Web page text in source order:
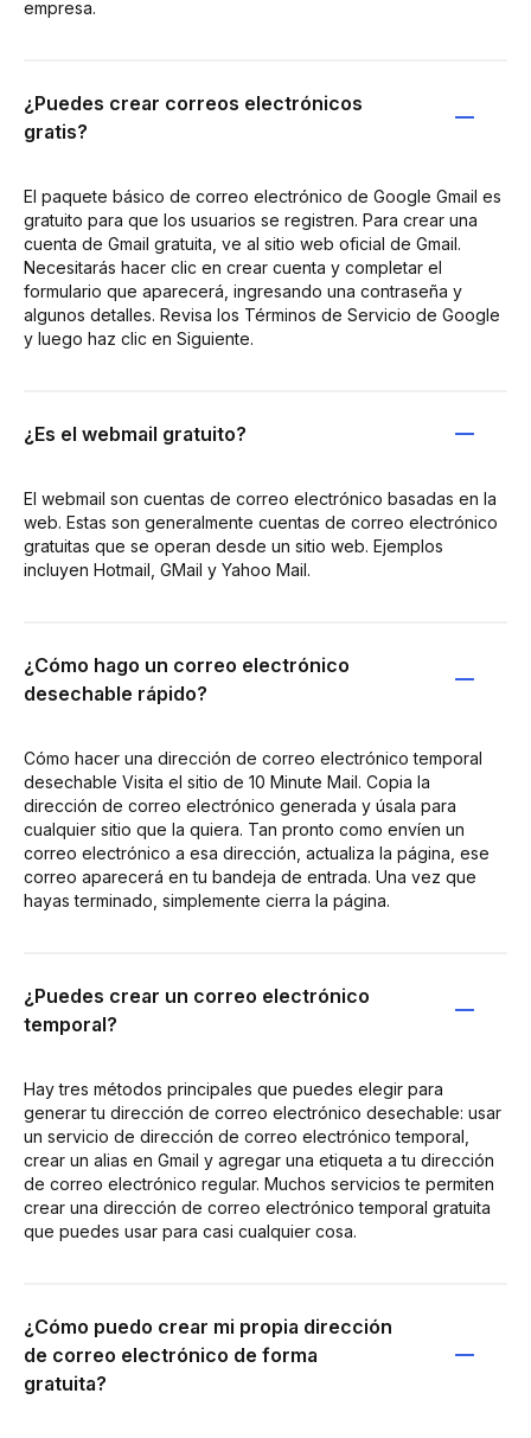
empresa.
¿Puedes crear correos electrónicos
gratis?
El paquete básico de correo electrónico de Google Gmail es
gratuito para que los usuarios se registren. Para crear una
cuenta de Gmail gratuita, ve al sitio web oficial de Gmail.
Necesitarás hacer clic en crear cuenta y completar el
formulario que aparecerá, ingresando una contraseña y
algunos detalles. Revisa los Términos de Servicio de Google
y luego haz clic en Siguiente.
¿Es el webmail gratuito?
El webmail son cuentas de correo electrónico basadas en la
web. Estas son generalmente cuentas de correo electrónico
gratuitas que se operan desde un sitio web. Ejemplos
incluyen Hotmail, GMail y Yahoo Mail.
¿Cómo hago un correo electrónico
desechable rápido?
Cómo hacer una dirección de correo electrónico temporal
desechable Visita el sitio de 10 Minute Mail. Copia la
dirección de correo electrónico generada y úsala para
cualquier sitio que la quiera. Tan pronto como envíen un
correo electrónico a esa dirección, actualiza la página, ese
correo aparecerá en tu bandeja de entrada. Una vez que
hayas terminado, simplemente cierra la página.
¿Puedes crear un correo electrónico
temporal?
Hay tres métodos principales que puedes elegir para
generar tu dirección de correo electrónico desechable: usar
un servicio de dirección de correo electrónico temporal,
crear un alias en Gmail y agregar una etiqueta a tu dirección
de correo electrónico regular. Muchos servicios te permiten
crear una dirección de correo electrónico temporal gratuita
que puedes usar para casi cualquier cosa.
¿Cómo puedo crear mi propia dirección
de correo electrónico de forma
gratuita?